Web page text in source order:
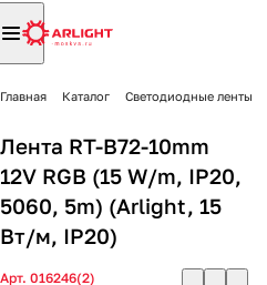
Главная Каталог Светодиодные ленты
Лента RT-B72-10mm
12V RGB (15 W/m, IP20,
5060, 5m) (Arlight, 15
Вт/м, IP20)
Арт. 016246(2)